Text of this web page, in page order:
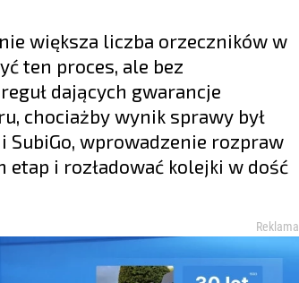
większa liczba orzeczników w
ten proces, ale bez
dających gwarancje
chociażby wynik sprawy był
SubiGo, wprowadzenie rozpraw
i rozładować kolejki w dość
Reklama